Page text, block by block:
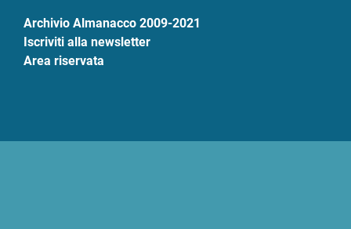
Archivio Almanacco 2009-2021
Iscriviti alla newsletter
Area riservata